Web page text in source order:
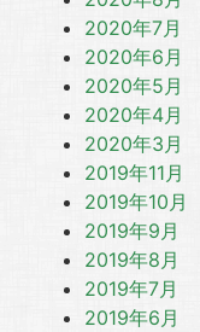
2020年7月
2020年6月
2020年5月
2020年4月
2020年3月
2019年11月
2019年10月
2019年9月
2019年8月
2019年7月
2019年6月